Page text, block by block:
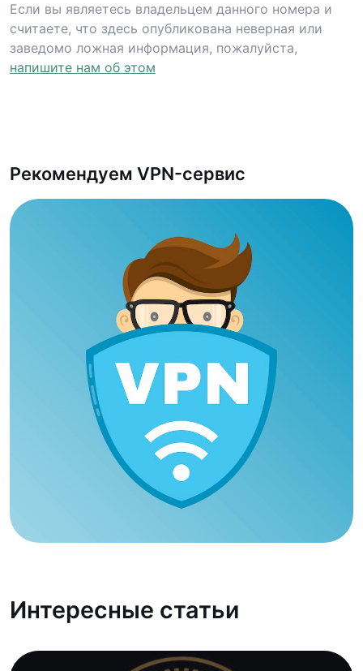
Если вы являетесь владельцем данного номера и
считаете, что здесь опубликована неверная или
заведомо ложная информация, пожалуйста,
напишите нам об этом
Рекомендуем VPN-сервис
Интересные статьи